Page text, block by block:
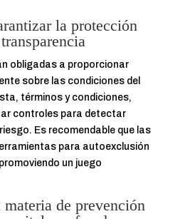
la protección
obligadas a proporcionar
sobre las condiciones del
términos y condiciones,
controles para detectar
Es recomendable que las
para autoexclusión
un juego
de prevención